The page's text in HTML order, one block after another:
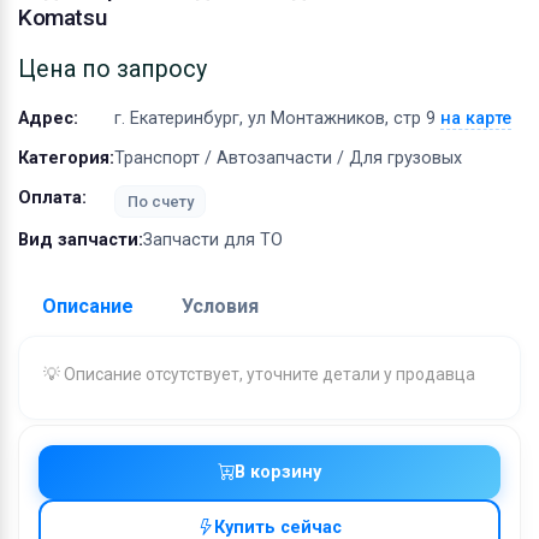
Komatsu
В корзину
Купить сейчас
Цена по запросу
Адрес: г. Екатеринбург, ул Монтажников, стр 9 на карте
Категория:Транспорт / Автозапчасти / Для грузовых
Оплата:
По счету
Вид запчасти:Запчасти для ТО
Описание Условия
💡 Описание отсутствует, уточните детали у продавца
Доставка:
Условия и гарантии:
Отправка товара осуществляется в течение 2-х